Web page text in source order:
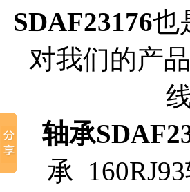
SDAF23176也
对我们的产
轴承
承